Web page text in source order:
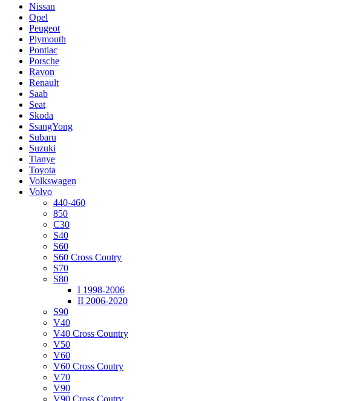
Nissan
Opel
Peugeot
Plymouth
Pontiac
Porsche
Ravon
Renault
Saab
Seat
Skoda
SsangYong
Subaru
Suzuki
Tianye
Toyota
Volkswagen
Volvo
440-460
850
C30
S40
S60
S60 Cross Coutry
S70
S80
I 1998-2006
II 2006-2020
S90
V40
V40 Cross Country
V50
V60
V60 Cross Coutry
V70
V90